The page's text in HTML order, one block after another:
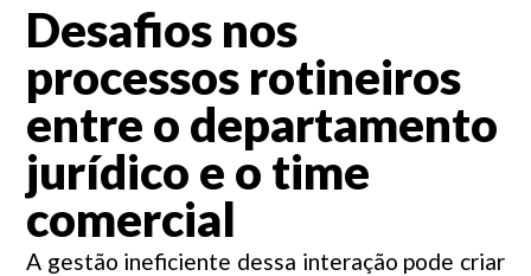
Desafios nos
processos rotineiros
entre o departamento
jurídico e o time
comercial
A gestão ineficiente dessa interação pode criar